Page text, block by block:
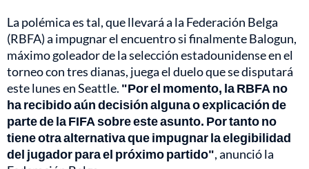
La polémica es tal, que llevará a la Federación Belga
(RBFA) a impugnar el encuentro si finalmente Balogun,
máximo goleador de la selección estadounidense en el
torneo con tres dianas, juega el duelo que se disputará
este lunes en Seattle. "Por el momento, la RBFA no
ha recibido aún decisión alguna o explicación de
parte de la FIFA sobre este asunto. Por tanto no
tiene otra alternativa que impugnar la elegibilidad
del jugador para el próximo partido", anunció la